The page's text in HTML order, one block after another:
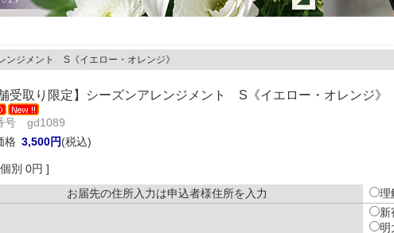
ンジメント S《イエロー・オレンジ》
舗受取り限定】シーズンアレンジメント S《イエロー・オレンジ》
号 gd1089
格 3,500円(税込)
別 0円 ]
お届先の住所入力は申込者様住所を入力
理
新
明